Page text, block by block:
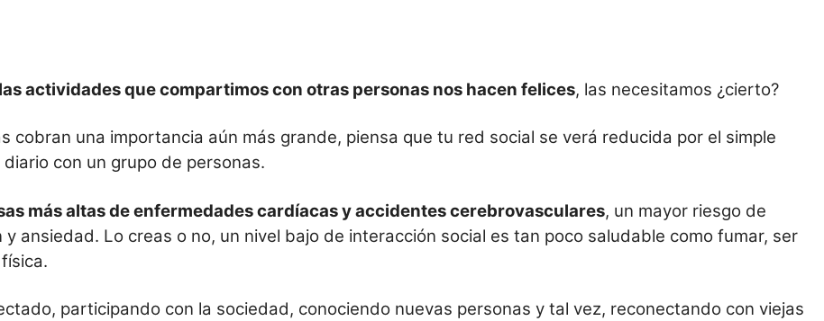
actividadesque compartimoscon otras personas nos hacen felices, las necesitamos ¿cierto?
cobran una importancia aún más grande, piensa que tu red social se verá reducida por el simple
con un grupo de personas.
más altas de enfermedades cardíacas y accidentes cerebrovasculares, un mayor riesgo de
ansiedad. Lo creas o no, un nivel bajo de interacción social es tan poco saludable como fumar, ser
participando con la sociedad, conociendo nuevas personas y tal vez, reconectando con viejas